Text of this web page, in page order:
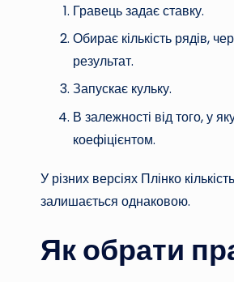
Гравець задає ставку.
Обирає кількість рядів,
результат.
Запускає кульку.
В залежності від того, у
коефіцієнтом.
У різних версіях Плінко
залишається однаковою.
Як обрати